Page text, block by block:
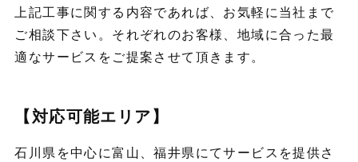
上記工事に関する内容であれば、お気軽に当社まで
ご相談下さい。それぞれのお客様、地域に合った最
適なサービスをご提案させて頂きます。
【対応可能エリア】
石川県を中心に富山、福井県にてサービスを提供さ